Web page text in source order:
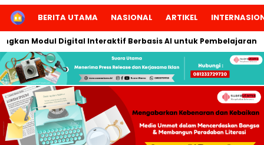
HOMEBERITA UTAMA NASIONAL ARTIKEL
Modul Digital Interaktif Berbasis AI untuk Pembelajaran